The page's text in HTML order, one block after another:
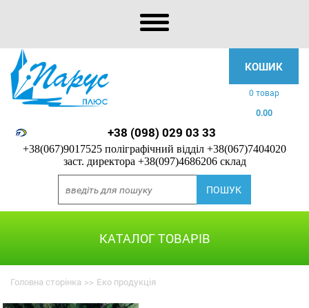
КОШИК
0 товар
0.00
+38 (098) 029 03 33
+38(067)9017525 поліграфічний відділ +38(067)7404020
заст. директора +38(097)4686206 склад
КАТАЛОГ ТОВАРІВ
Головна сторінка >> Еко продукція